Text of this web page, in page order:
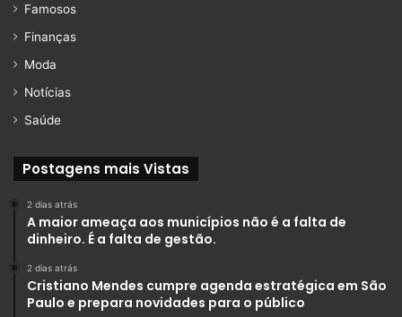
Famosos
Finanças
Moda
Notícias
Saúde
Postagens mais Vistas
2 dias atrás
A maior ameaça aos municípios não é a falta de
dinheiro. É a falta de gestão.
2 dias atrás
Cristiano Mendes cumpre agenda estratégica em São
Paulo e prepara novidades para o público